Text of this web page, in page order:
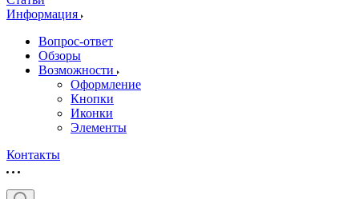
Информация
Вопрос-ответ
Обзоры
Возможности
Оформление
Кнопки
Иконки
Элементы
Контакты